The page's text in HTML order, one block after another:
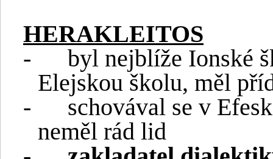
HERAKLEITOS
-
byl nejblíže Ionské
Elejskou školu, měl
-
schovával se v
neměl rád lid